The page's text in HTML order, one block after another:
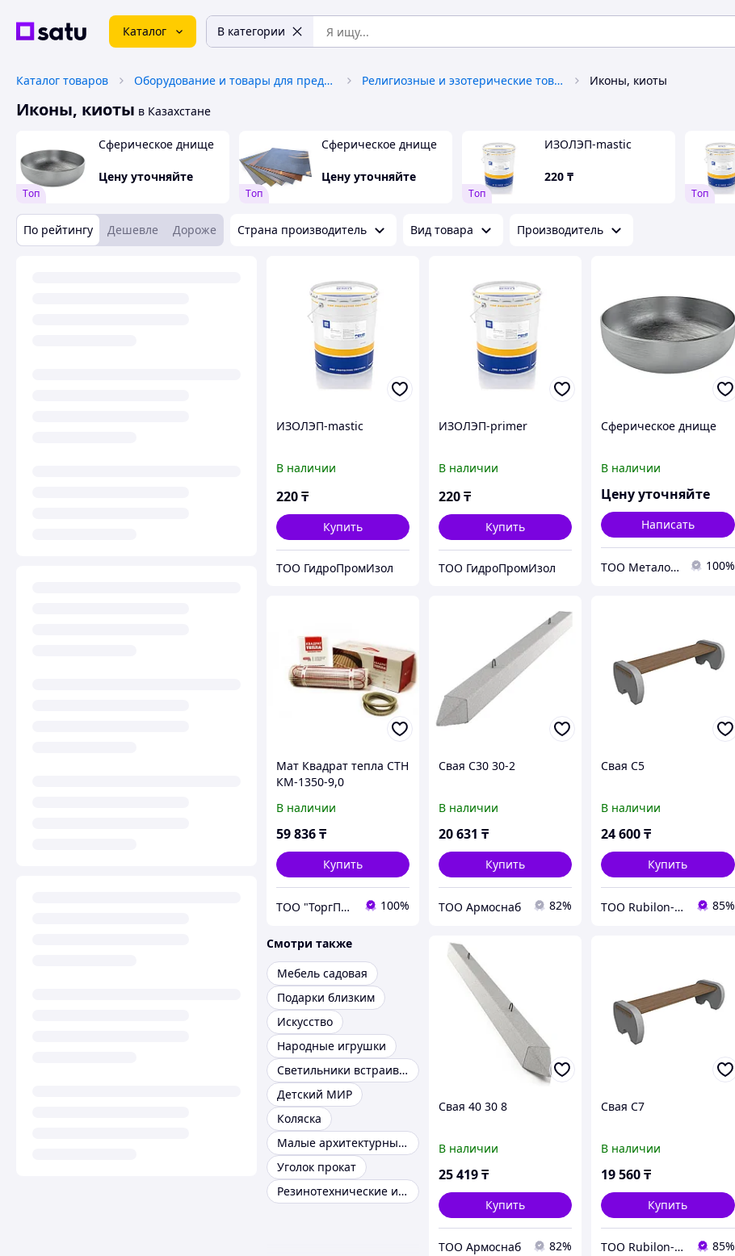
Каталог В категории
Каталог товаров Оборудование и товары для предоставления услуг Религиозные и эзотерические товары Иконы, киоты
Иконы, киоты в Казахстане
Tоп
Сферическое днище
Цену уточняйте
Tоп
Сферическое днище
Цену уточняйте
Tоп
ИЗОЛЭП-mastic
220 ₸
Tоп
По рейтингу Дешевле Дороже Страна производитель Вид товара Производитель
ИЗОЛЭП-mastic
В наличии
220₸
Купить
ТОО ГидроПромИзол
ИЗОЛЭП-primer
В наличии
220₸
Купить
ТОО ГидроПромИзол
Сферическое днище
В наличии
Цену уточняйте
Написать
ТОО Металон 2017 100%
Мат Квадрат тепла СТН
КМ-1350-9,0
В наличии
59 836₸
Купить
ТОО "ТоргПром" 100%
Свая С30 30-2
В наличии
20 631 ₸
Купить
ТОО Армоснаб 82%
Свая С5
В наличии
24 600₸
Купить
ТОО Rubilon-поставщик №1 85%
Смотри также
Мебель садовая
Подарки близким
Искусство
Народные игрушки
Светильники встраиваемые
Детский МИР
Коляска
Малые архитектурные формы
Уголок прокат
Резинотехнические изделия рти
Свая 40 30 8
В наличии
25 419₸
Купить
ТОО Армоснаб 82%
Свая С7
В наличии
19 560₸
Купить
ТОО Rubilon-поставщик №1 85%